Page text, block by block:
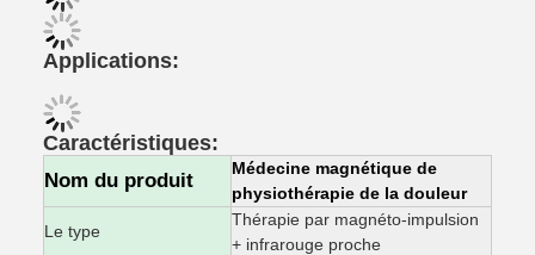
Applications:
Caractéristiques:
Nom du produit
Médecine magnétique de
physiothérapie de la douleur
Le type
Thérapie par magnéto-impulsion
+ infrarouge proche